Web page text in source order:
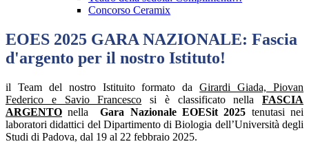
Concorso Ceramix
EOES 2025 GARA NAZIONALE: Fascia
d'argento per il nostro Istituto!
il Team del nostro Istituito formato daGirardi Giada, Piovan
Federico e Savio Francesco si è classificato nella FASCIA
ARGENTO nella Gara Nazionale EOESit2025 tenutasi nei
laboratori didattici del Dipartimento di Biologia dell’Università degli
Studi di Padova, dal 19 al 22 febbraio 2025.